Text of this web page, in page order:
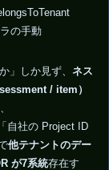
の手動
」しか見ず、 ネス
/ item）
自社の Project ID
他テナントのデー
が7系統存在す